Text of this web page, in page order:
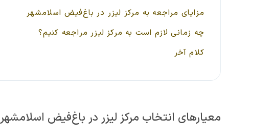
مزایای مراجعه به مرکز لیزر در باغ‌فیض اسلامشهر
چه زمانی لازم است به مرکز لیزر مراجعه کنیم؟
کلام آخر
معیارهای انتخاب مرکز لیزر در باغ‌فیض اسلامشهر